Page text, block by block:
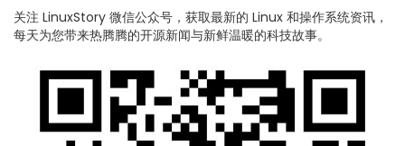
关注 LinuxStory 微信公众号，获取最新的 Linux 和操作系统资讯，
每天为您带来热腾腾的开源新闻与新鲜温暖的科技故事。